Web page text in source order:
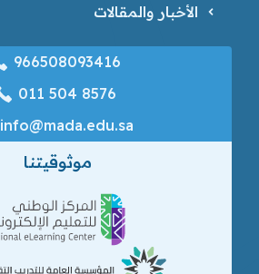
الأخبار والمقالات
966508093416
‎011 504 8576
info@mada.edu.sa
موثوقيتنا